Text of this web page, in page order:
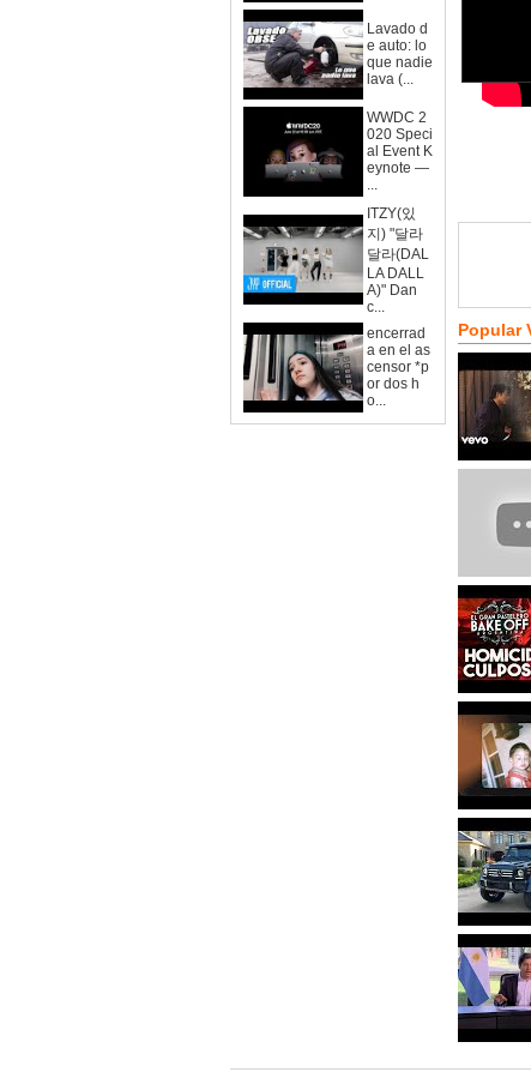
Lavado d
e auto: lo
que nadie
lava (...
WWDC 2
020 Speci
al Event K
eynote —
...
ITZY(있
지) "달라
달라(DAL
LA DALL
A)" Dan
c...
encerrad
a en el as
censor *p
or dos h
o...
Popular